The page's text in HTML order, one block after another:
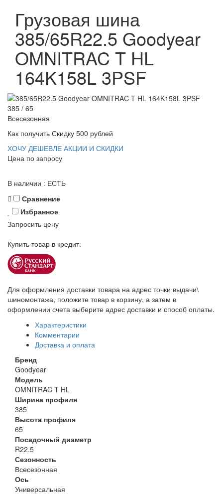
Грузовая шина
385/65R22.5 Goodyear
OMNITRAC T HL
164K158L 3PSF
385 / 65
Всесезонная
Как получить Скидку 500 рублей
ХОЧУ ДЕШЕВЛЕ АКЦИИ И СКИДКИ
Цена по запросу
В наличии : ЕСТЬ
Сравнение
Избранное
Запросить цену
Купить товар в кредит:
Для оформления доставки товара на адрес точки выдачи\
шиномонтажа, положите товар в корзину, а затем в
оформлении счета выберите адрес доставки и способ оплаты.
Характеристики
Комментарии
Доставка и оплата
Бренд
Goodyear
Модель
OMNITRAC T HL
Ширина профиля
385
Высота профиля
65
Посадочный диаметр
R22.5
Сезонность
Всесезонная
Ось
Универсальная